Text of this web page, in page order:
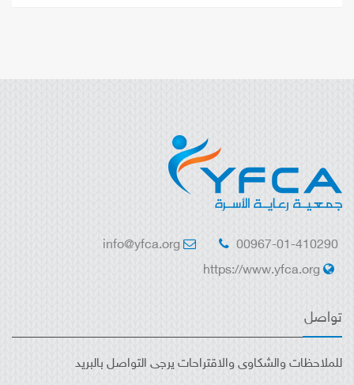
00967-01-410290
info@yfca.org
https://www.yfca.org
تواصل
للملاحظات والشكاوى والاقتراحات يرجى التواصل بالبريد